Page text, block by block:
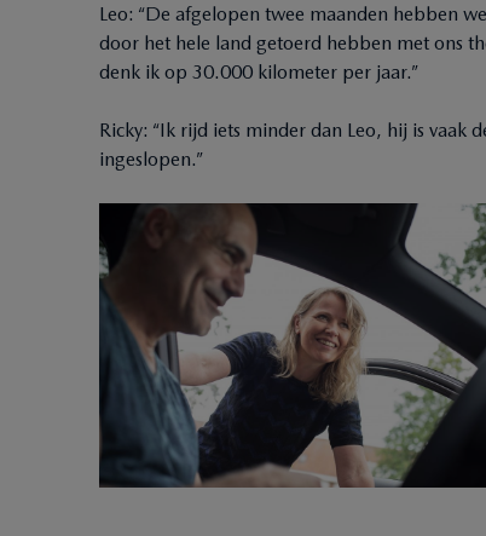
Leo: “De afgelopen twee maanden hebben
door het hele land getoerd hebben met ons
denk ik op 30.000 kilometer per jaar.”
Ricky: “Ik rijd iets minder dan Leo, hij is vaak
ingeslopen.”